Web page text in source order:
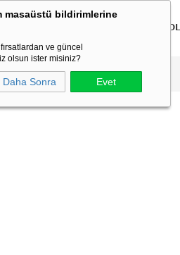
masaüstü bildirimlerine
ve güncel
olsun ister misiniz?
Daha Sonra Evet